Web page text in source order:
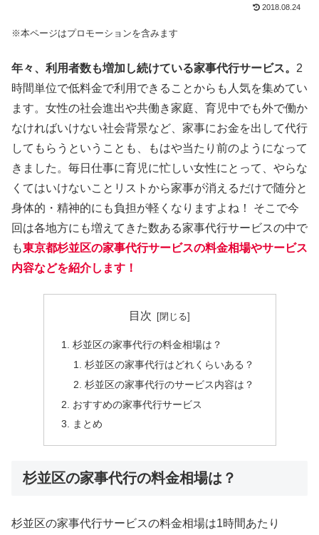
2018.08.24
※本ページはプロモーションを含みます
年々、利用者数も増加し続けている家事代行サービス。 2
時間単位で低料金で利用できることからも人気を集めてい
ます。女性の社会進出や共働き家庭、育児中でも外で働か
なければいけない社会背景など、家事にお金を出して代行
してもらうということも、もはや当たり前のようになって
きました。毎日仕事に育児に忙しい女性にとって、やらな
くてはいけないことリストから家事が消えるだけで随分と
身体的・精神的にも負担が軽くなりますよね！ そこで今
回は各地方にも増えてきた数ある家事代行サービスの中で
も東京都杉並区の家事代行サービスの料金相場やサービス
内容などを紹介します！
目次
杉並区の家事代行の料金相場は？
杉並区の家事代行はどれくらいある？
杉並区の家事代行のサービス内容は？
おすすめの家事代行サービス
まとめ
杉並区の家事代行の料金相場は？
杉並区の家事代行サービスの料金相場は1時間あたり